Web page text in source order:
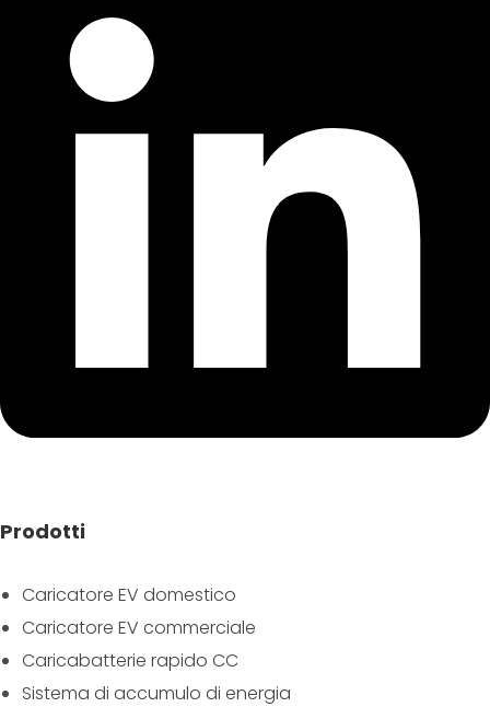
Prodotti
Caricatore EV domestico
Caricatore EV commerciale
Caricabatterie rapido CC
Sistema di accumulo di energia